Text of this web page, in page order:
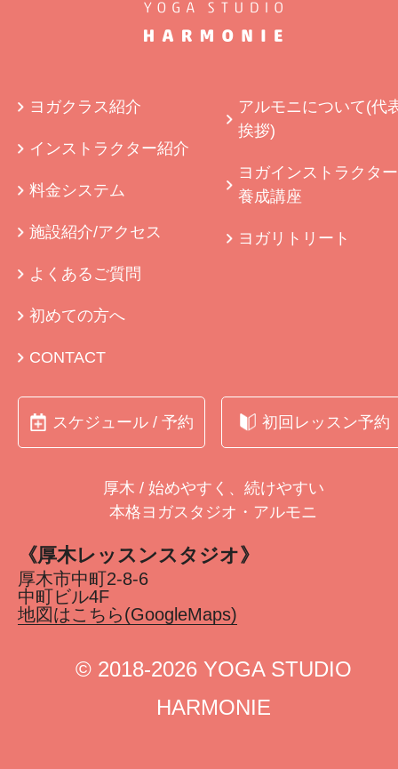
ヨガクラス紹介
インストラクター紹介
料金システム
施設紹介/アクセス
よくあるご質問
初めての方へ
CONTACT
アルモニについて(代
挨拶)
ヨガインストラクター
養成講座
ヨガリトリート
スケジュール / 予約 初回レッスン予約
厚木 / 始めやすく、続けやすい
本格ヨガスタジオ・アルモニ
《厚木レッスンスタジオ》
厚木市中町2-8-6
中町ビル4F
地図はこちら(GoogleMaps)
©︎ 2018-2026 YOGA STUDIO
HARMONIE